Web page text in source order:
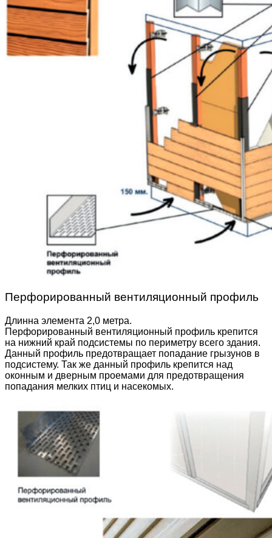
Перфорированный вентиляционный профиль
Длинна элемента 2,0 метра.
Перфорированный вентиляционный профиль крепится
на нижний край подсистемы по периметру всего здания.
Данный профиль предотвращает попадание грызунов в
подсистему. Так же данный профиль крепится над
оконным и дверным проемами для предотвращения
попадания мелких птиц и насекомых.